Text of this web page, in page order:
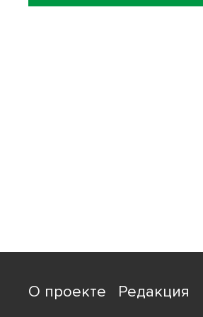
О проекте Редакция